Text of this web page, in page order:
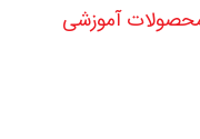
محصولات آموزشی